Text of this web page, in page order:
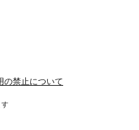
の禁止について